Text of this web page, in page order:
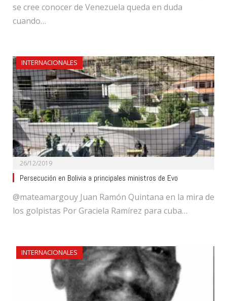
se cree conocer de Venezuela queda en duda
cuando…
INTERNACIONALES
26/12/2019
Persecución en Bolivia a principales ministros de Evo
@mateamargouy Juan Ramón Quintana en la mira de
los golpistas Por Graciela Ramírez para cuba…
INTERNACIONALES